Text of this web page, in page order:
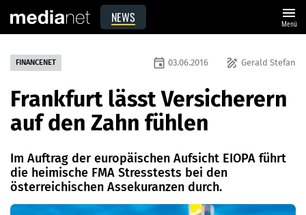
NEWS menu
Menü
FINANCENET draw Gerald Stefan
event 03.06.2016
Frankfurt lässt Versicherern
auf den Zahn fühlen
Im Auftrag der europäischen Aufsicht EIOPA führt
die heimische FMA Stresstests bei den
österreichischen Assekuranzen durch.